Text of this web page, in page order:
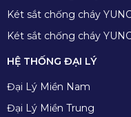
HỆ THỐNG ĐẠI LÝ
Đại Lý Miền Nam
Đại Lý Miền Trung